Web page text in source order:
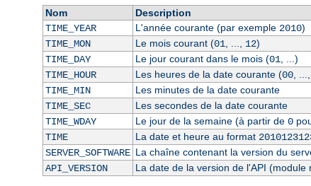
Nom
Description
TIME_YEAR
L'année courante (par exemple 2010)
TIME_MON
Le mois courant (01 12)
TIME_DAY
Le jour courant dans le mois (01 , ...)
TIME_HOUR
Les heures de la date courante (00, ...,
TIME_MIN
Les minutes de la date courante
TIME_SEC
Les secondes de la date courante
TIME_WDAY
Le jour de la semaine (à partir de 0
TIME
La date et heure au format
SERVER_SOFTWARE La chaîne contenant la version du
API_VERSION
La date de la version de l'API (module